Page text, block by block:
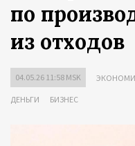
по
из отходов
04.05.26 11:58 MSK
ДЕНЬГИ БИЗНЕС